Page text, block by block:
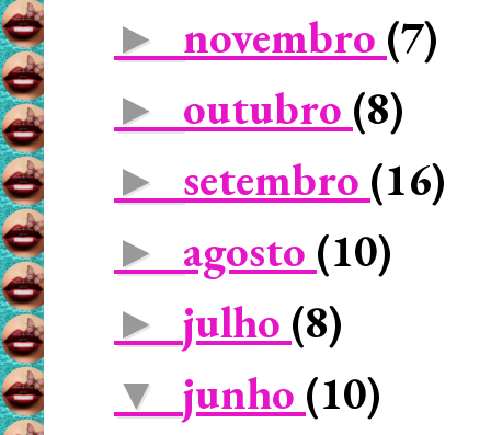
► novembro (7)
► outubro (8)
► setembro (16)
► agosto (10)
► julho (8)
▼ junho (10)